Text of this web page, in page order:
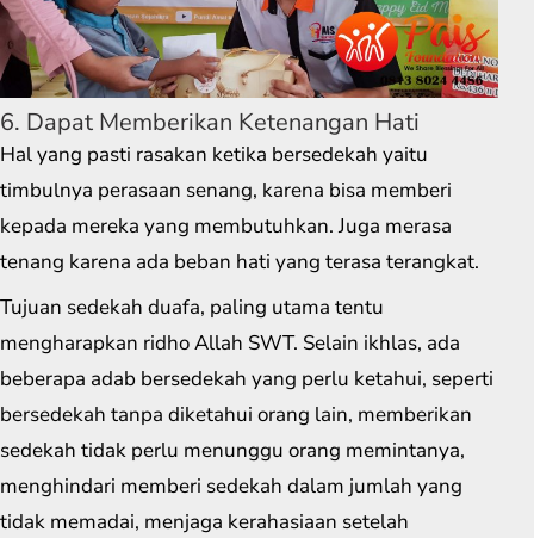
6. Dapat Memberikan Ketenangan Hati
Hal yang pasti rasakan ketika bersedekah yaitu
timbulnya perasaan senang, karena bisa memberi
kepada mereka yang membutuhkan. Juga merasa
tenang karena ada beban hati yang terasa terangkat.
Tujuan sedekah duafa, paling utama tentu
mengharapkan ridho Allah SWT. Selain ikhlas, ada
beberapa adab bersedekah yang perlu ketahui, seperti
bersedekah tanpa diketahui orang lain, memberikan
sedekah tidak perlu menunggu orang memintanya,
menghindari memberi sedekah dalam jumlah yang
tidak memadai, menjaga kerahasiaan setelah